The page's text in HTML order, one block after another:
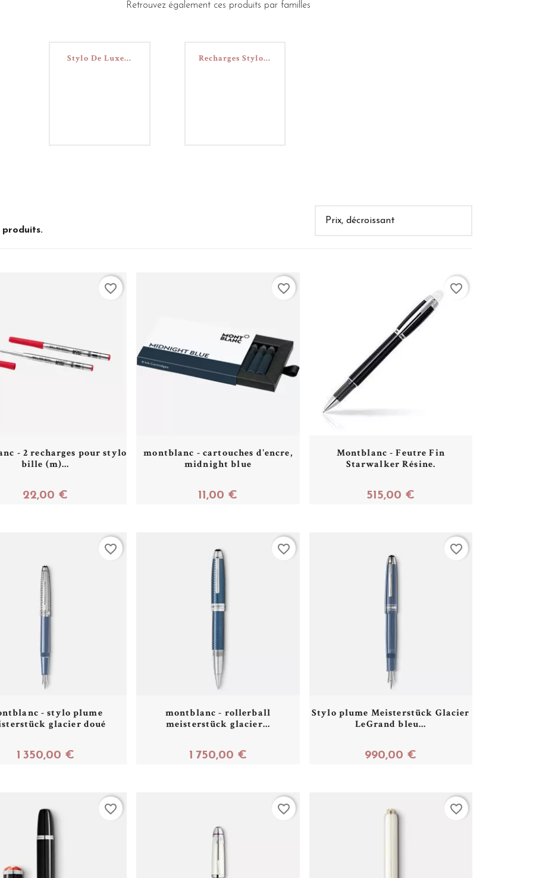
Retrouvez également ces produits par familles
Stylo De Luxe... Recharges Stylo...
produits.
- 2 recharges pour stylo
bille (m)...
22,00 €
favorite_border
montblanc - cartouches d'encre,
midnight blue
11,00 €
favorite_border
Montblanc - Feutre Fin
Starwalker Résine.
515,00 €
favorite_border
- stylo plume
glacier doué
1 350,00 €
favorite_border
montblanc - rollerball
meisterstück glacier...
1 750,00 €
favorite_border
Stylo plume Meisterstück Glacier
LeGrand bleu...
990,00 €
favorite_border
favorite_border favorite_border favorite_border